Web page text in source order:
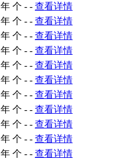
年 个 - - 查看详情
年 个 - - 查看详情
年 个 - - 查看详情
年 个 - - 查看详情
年 个 - - 查看详情
年 个 - - 查看详情
年 个 - - 查看详情
年 个 - - 查看详情
年 个 - - 查看详情
年 个 - - 查看详情
年 个 - - 查看详情